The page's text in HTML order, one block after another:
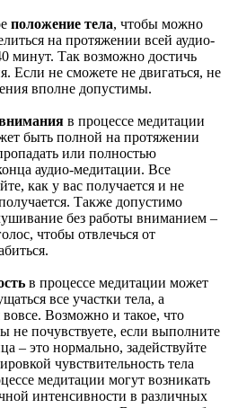
положение тела, чтобы можно
на протяжении всей аудио-
минут. Так возможно достичь
Если не сможете не двигаться, не
вполне допустимы.
в процессе медитации
быть полной на протяжении
или полностью
аудио-медитации. Все
как у вас получается и не
Также допустимо
без работы вниманием –
чтобы отвлечься от
в процессе медитации может
все участки тела, а
вовсе. Возможно и такое, что
не почувствуете, если выполните
– это нормально, задействуйте
чувствительность тела
медитации могут возникать
интенсивности в различных